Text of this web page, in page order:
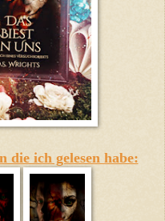
die ich gelesen habe: